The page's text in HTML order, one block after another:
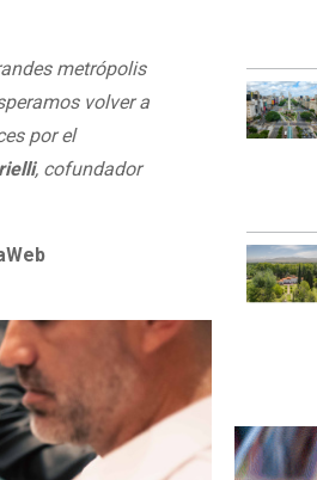
metrópolis
volver a
por el
, cofundador